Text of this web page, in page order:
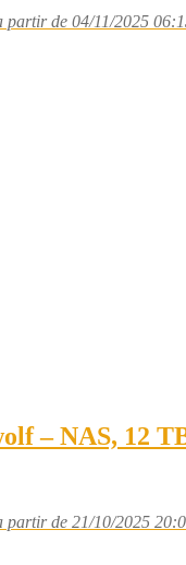
partir de 04/11/2025
– NAS, 12
partir de 21/10/2025